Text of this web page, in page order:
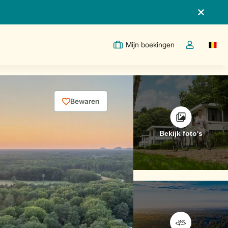
Mijn boekingen
Open de